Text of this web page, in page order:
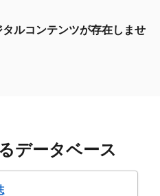
ルコンテンツが存在しませ
データベース